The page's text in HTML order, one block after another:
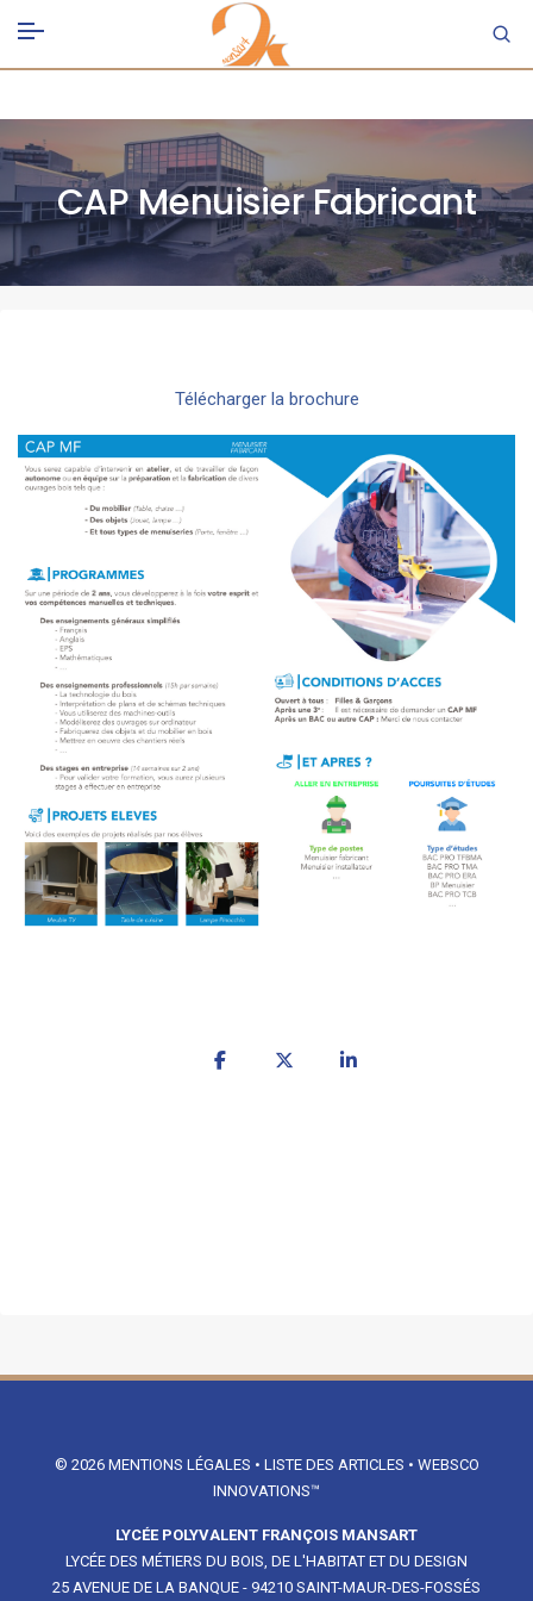
CAP Menuisier Fabricant
Télécharger la brochure
© 2026 MENTIONS LÉGALES • LISTE DES ARTICLES • WEBSCO
INNOVATIONS™
LYCÉE POLYVALENT FRANÇOIS MANSART
LYCÉE DES MÉTIERS DU BOIS, DE L'HABITAT ET DU DESIGN
25 AVENUE DE LA BANQUE - 94210 SAINT-MAUR-DES-FOSSÉS